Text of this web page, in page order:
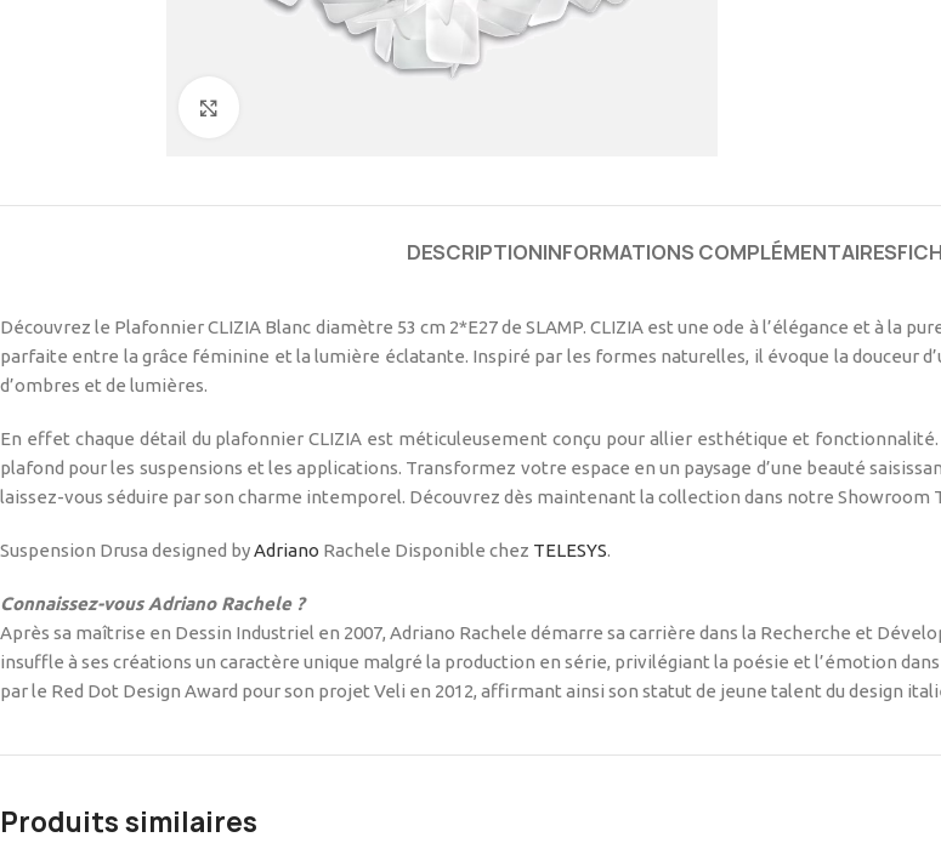
DESCRIPTIONINFORMATIONS COMPLÉMENTAIRES
Découvrez le Plafonnier CLIZIA Blanc diamètre 53 cm 2*E27 de SLAMP. CLIZIA est une ode à l’élégance et à la
parfaite entre la grâce féminine et la lumière éclatante. Inspiré par les formes naturelles, il évoque la douceur
d’ombres et de lumières.
En effet chaque détail du plafonnier CLIZIA est méticuleusement conçu pour allier esthétique et
plafond pour les suspensions et les applications. Transformez votre espace en un paysage d’une beauté
laissez-vous séduire par son charme intemporel. Découvrez dès maintenant la collection dans notre Showroom
Suspension Drusa designed byAdriano Rachele Disponible chez TELESYS.
Connaissez-vous Adriano Rachele ?
Après sa maîtrise en Dessin Industriel en 2007, Adriano Rachele démarre sa carrière dans la Recherche et
insuffle à ses créations un caractère unique malgré la production en série, privilégiant la poésie et l’émotion
par le Red Dot Design Award pour son projet Veli en 2012, affirmant ainsi son statut de jeune talent du design
Produits similaires